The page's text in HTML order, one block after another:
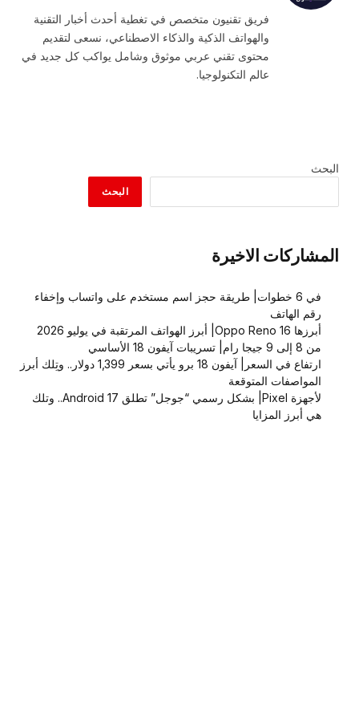
فريق تقنيون متخصص في تغطية أحدث أخبار التقنية
والهواتف الذكية والذكاء الاصطناعي، نسعى لتقديم
محتوى تقني عربي موثوق وشامل يواكب كل جديد في
عالم التكنولوجيا.
البحث
البحث
المشاركات الاخيرة
في 6 خطوات| طريقة حجز اسم مستخدم على واتساب وإخفاء
رقم الهاتف
أبرزها Oppo Reno 16| أبرز الهواتف المرتقبة في يوليو 2026
من 8 إلى 9 جيجا رام| تسريبات آيفون 18 الأساسي
ارتفاع في السعر| آيفون 18 برو يأتي بسعر 1,399 دولار.. وتِلك أبرز
المواصفات المتوقعة
لأجهزة Pixel| بشكل رسمي “جوجل” تطلق Android 17.. وتلك
هي أبرز المزايا